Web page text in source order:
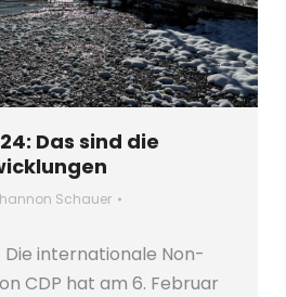
Das sind die
Schauer
Die internationale Non-
CDP hat am 6. Februar